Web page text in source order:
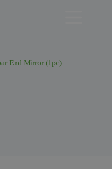
End Mirror (1pc)